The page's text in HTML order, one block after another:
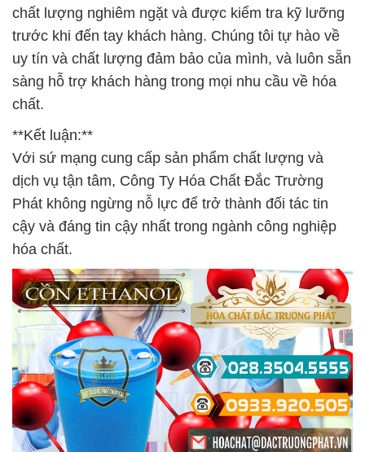
chất lượng nghiêm ngặt và được kiểm tra kỹ lưỡng
trước khi đến tay khách hàng. Chúng tôi tự hào về
uy tín và chất lượng đảm bảo của mình, và luôn sẵn
sàng hỗ trợ khách hàng trong mọi nhu cầu về hóa
chất.
**Kết luận:**
Với sứ mạng cung cấp sản phẩm chất lượng và
dịch vụ tận tâm, Công Ty Hóa Chất Đắc Trường
Phát không ngừng nỗ lực để trở thành đối tác tin
cậy và đáng tin cậy nhất trong ngành công nghiệp
hóa chất.